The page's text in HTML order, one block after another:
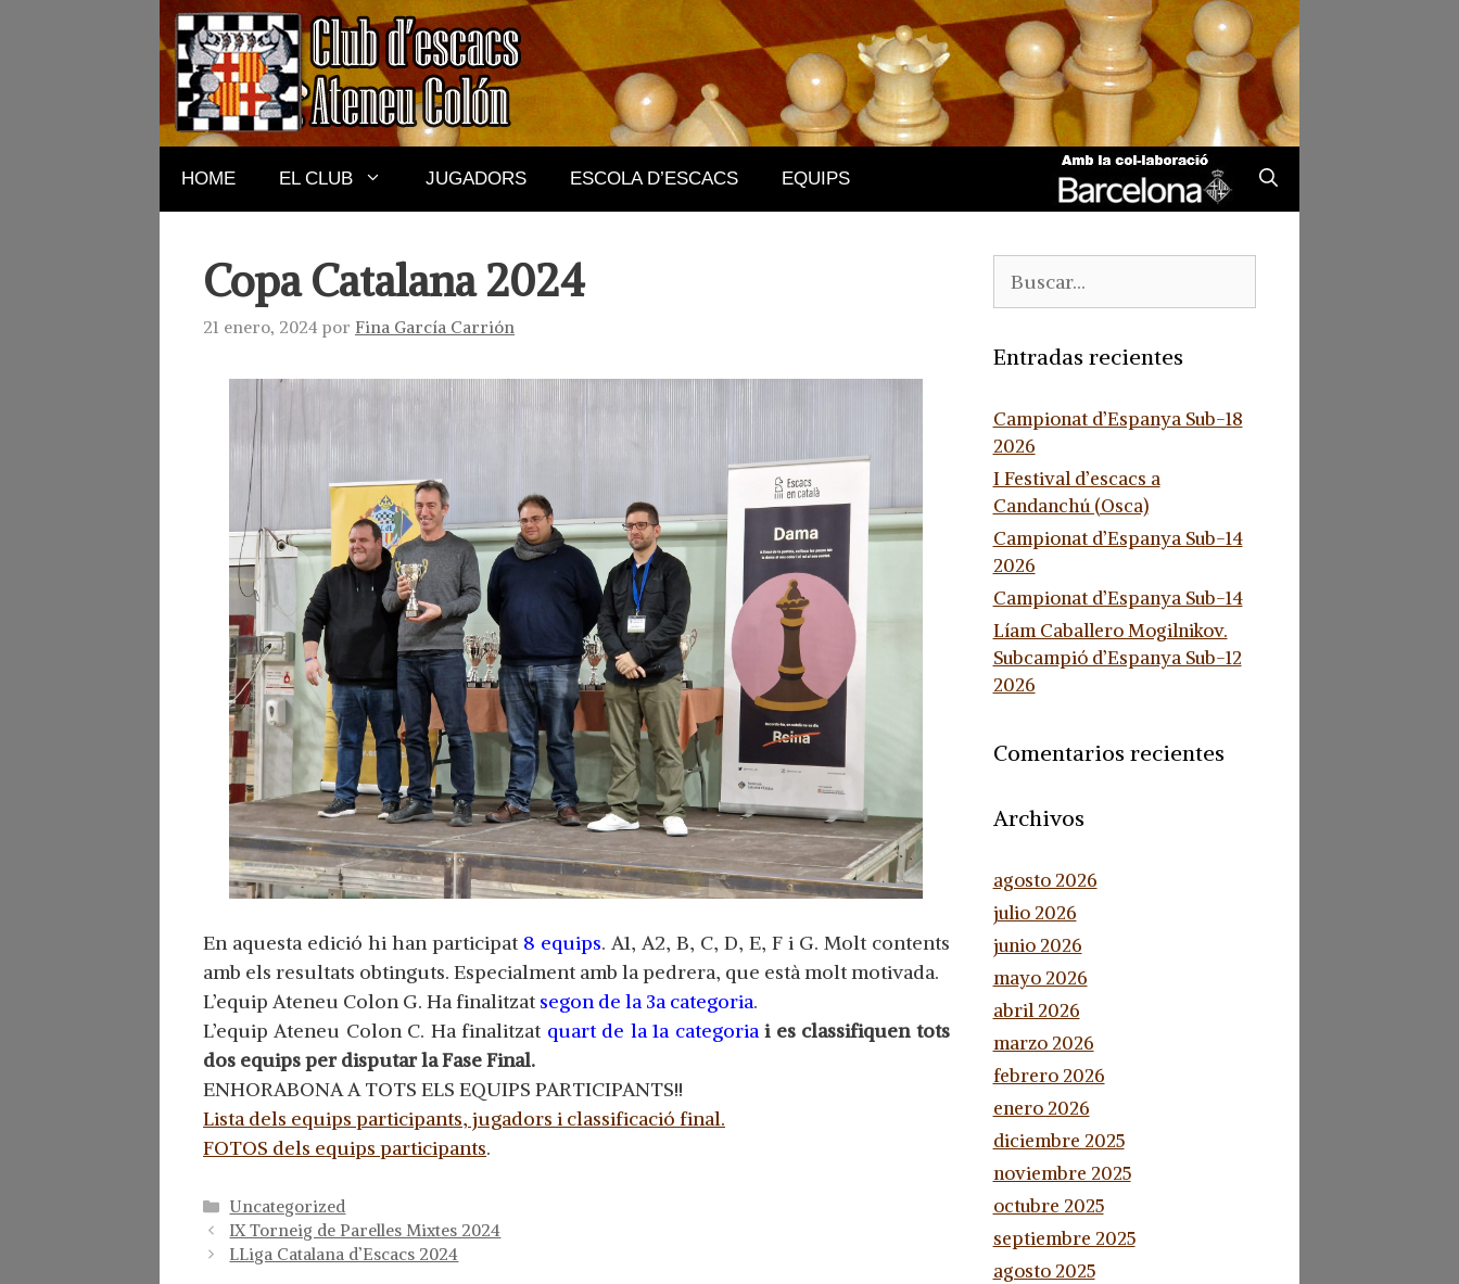
HOME EL CLUB JUGADORS ESCOLA D’ESCACS EQUIPS
Copa Catalana 2024
21 enero, 2024 por Fina García Carrión
En aquesta edició hi han participat 8 equips. A1, A2, B, C, D, E, F i G. Molt contents
amb els resultats obtinguts. Especialment amb la pedrera, que està molt motivada.
L’equip Ateneu Colon G. Ha finalitzat segon de la 3a categoria.
L’equip Ateneu Colon C. Ha finalitzat quart de la 1a categoriai es classifiquen tots
dos equips per disputar la Fase Final.
ENHORABONA A TOTS ELS EQUIPS PARTICIPANTS!!
Lista dels equips participants, jugadors i classificació final.
FOTOS dels equips participants.
Categorías
Uncategorized
IX Torneig de Parelles Mixtes 2024
LLiga Catalana d’Escacs 2024
Entradas recientes
Campionat d’Espanya Sub-18
2026
I Festival d’escacs a
Candanchú (Osca)
Campionat d’Espanya Sub-14
2026
Campionat d’Espanya Sub-14
Líam Caballero Mogilnikov.
Subcampió d’Espanya Sub-12
2026
Comentarios recientes
Archivos
agosto 2026
julio 2026
junio 2026
mayo 2026
abril 2026
marzo 2026
febrero 2026
enero 2026
diciembre 2025
noviembre 2025
octubre 2025
septiembre 2025
agosto 2025